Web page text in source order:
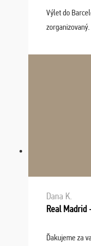
Výlet do
Dana K.
Real Madrid
Ďakujeme za